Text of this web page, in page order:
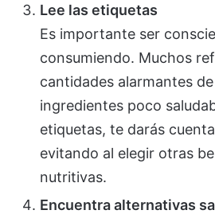
Lee las etiquetas
Es importante ser
consumiendo. Muchos
cantidades alarmantes
ingredientes poco
etiquetas, te darás
evitando al elegir otras
nutritivas.
Encuentra alternativas